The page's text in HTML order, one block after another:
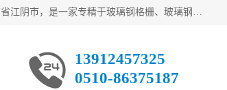
江阴市翔鼎复合材料有限公司,位于美丽富饶的中国经济百强县第一县级市的-江苏省江阴市，是一家专精于玻璃钢格栅、玻璃钢新材料,镀锌钢格板，机械设备生产制造及研发的科技型企业；公司产品已销往了世界多个国家和地区，公司人决心加倍努力愿与广大社会同仁精诚合作共创辉煌！
13912457325
0510-86375187